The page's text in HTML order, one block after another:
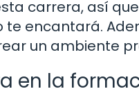
carrera, así
encantará.
un ambiente
en la